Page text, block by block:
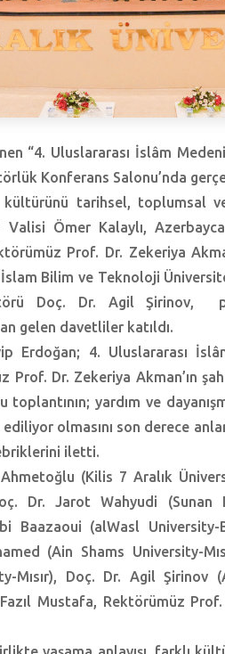
“4. Uluslararası İslâm
Konferans Salonu’nda
tarihsel, toplumsal
Valisi Ömer Kalaylı,
Prof. Dr. Zekeriya
Bilim ve Teknoloji
Doç. Dr. Agil Şirinov,
gelen davetliler katıldı.
Erdoğan; 4. Uluslararası
Prof. Dr. Zekeriya Akman’ın
toplantının; yardım ve
olmasını son derece
iletti.
(Kilis 7 Aralık
Dr. Jarot Wahyudi (Sunan
Baazaoui (alWasl
(Ain Shams University-
Mısır), Doç. Dr. Agil Şirinov
Mustafa, Rektörümüz